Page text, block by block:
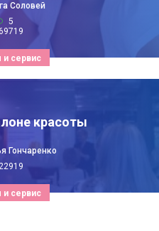
и сервис
Соловей
5
69719
и сервис
красоты
Гончаренко